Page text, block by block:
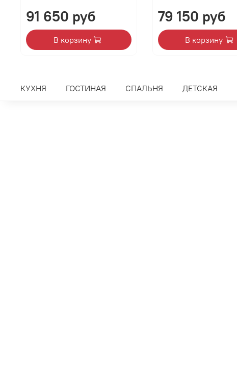
91 650 руб
В корзину
79 150 руб
В корзину
КУХНЯ ГОСТИНАЯ СПАЛЬНЯ ДЕТСКАЯ